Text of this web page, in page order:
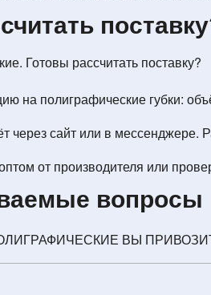
на полиграфические губки:
через сайт или в
от производителя или
вопросы
ВЫ